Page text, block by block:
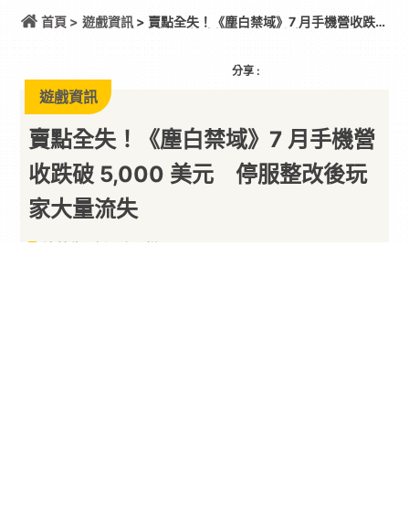
首頁 > 遊戲資訊> 賣點全失！《塵白禁域》7 月手機營收跌破
分享 :
遊戲資訊
賣點全失！《塵白禁域》7 月手機營
收跌破 5,000 美元 停服整改後玩
家大量流失